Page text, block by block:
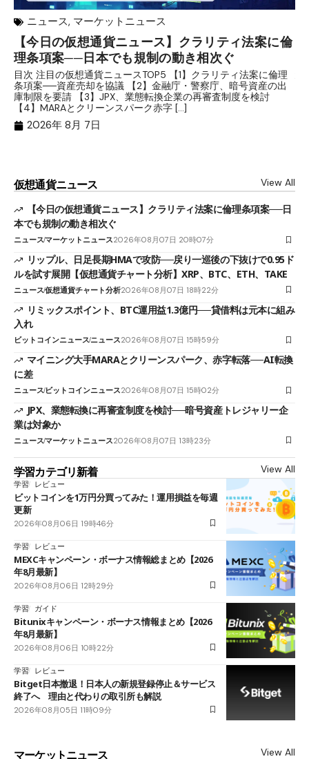
ニュース, マーケットニュース
【今日の仮想通貨ニュース】クラリティ法案に倫
理条項案──日本でも規制の動き相次ぐ
目次 注目の仮想通貨ニュースTOP5 【1】クラリティ法案に倫理
条項案──資産売却を協議 【2】金融庁・警察庁、暗号資産の出
庫制限を要請 【3】JPX、業態転換企業の再審査制度を検討
【4】MARAとクリーンスパーク赤字 […]
2026年 8月 7日
仮想通貨ニュース View All
【今日の仮想通貨ニュース】クラリティ法案に倫理条項案──日
本でも規制の動き相次ぐ
ニュースマーケットニュース2026年08月07日 20時07分
リップル、日足長期HMAで攻防──戻り一巡後の下抜けで0.95ド
ルを試す展開【仮想通貨チャート分析】XRP、BTC、ETH、TAKE
ニュース仮想通貨チャート分析2026年08月07日 18時22分
リミックスポイント、BTC運用益1.3億円──貸借料は元本に組み
入れ
ビットコインニュースニュース2026年08月07日 15時59分
マイニング大手MARAとクリーンスパーク、赤字転落──AI転換
に差
ニュースビットコインニュース2026年08月07日 15時02分
JPX、業態転換に再審査制度を検討──暗号資産トレジャリー企
業は対象か
ニュースマーケットニュース2026年08月07日 13時23分
学習カテゴリ新着 View All
学習 レビュー
ビットコインを1万円分買ってみた！運用損益を毎週
更新
2026年08月06日 19時46分
学習 レビュー
MEXCキャンペーン・ボーナス情報総まとめ【2026
年8月最新】
2026年08月06日 12時29分
学習 ガイド
Bitunixキャンペーン・ボーナス情報まとめ【2026
年8月最新】
2026年08月06日 10時22分
学習 レビュー
Bitget日本撤退！日本人の新規登録停止＆サービス
終了へ 理由と代わりの取引所も解説
2026年08月05日 11時09分
マーケットニュース View All